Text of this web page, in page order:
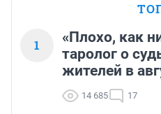
1
«Плохо, как
таролог о
жителей в
14 685 17